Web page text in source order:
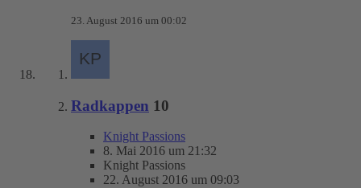
23. August 2016 um 00:02
Radkappen 10
Knight Passions
8. Mai 2016 um 21:32
Knight Passions
22. August 2016 um 09:03